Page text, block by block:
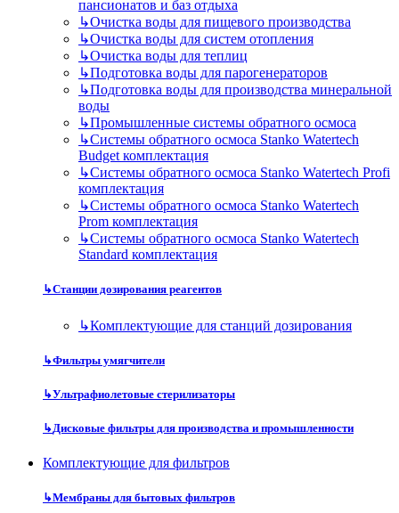
пансионатов и баз отдыха
↳Очистка воды для пищевого производства
↳Очистка воды для систем отопления
↳Очистка воды для теплиц
↳Подготовка воды для парогенераторов
↳Подготовка воды для производства минеральной
воды
↳Промышленные системы обратного осмоса
↳Системы обратного осмоса Stanko Watertech
Budget комплектация
↳Системы обратного осмоса Stanko Watertech Profi
комплектация
↳Системы обратного осмоса Stanko Watertech
Prom комплектация
↳Системы обратного осмоса Stanko Watertech
Standard комплектация
↳Станции дозирования реагентов
↳Комплектующие для станций дозирования
↳Фильтры умягчители
↳Ультрафиолетовые стерилизаторы
↳Дисковые фильтры для производства и промышленности
Комплектующие для фильтров
↳Мембраны для бытовых фильтров